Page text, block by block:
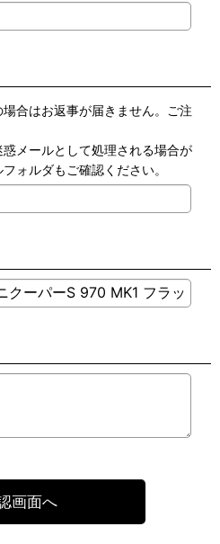
合はお返事が届きません。ご注
メールとして処理される場合が
ォルダもご確認ください。
画面へ